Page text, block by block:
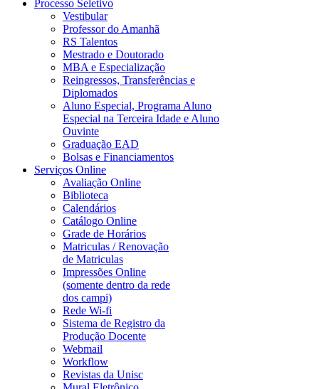
Processo Seletivo
Vestibular
Professor do Amanhã
RS Talentos
Mestrado e Doutorado
MBA e Especialização
Reingressos, Transferências e
Diplomados
Aluno Especial, Programa Aluno
Especial na Terceira Idade e Aluno
Ouvinte
Graduação EAD
Bolsas e Financiamentos
Serviços Online
Avaliação Online
Biblioteca
Calendários
Catálogo Online
Grade de Horários
Matriculas / Renovação
de Matriculas
Impressões Online
(somente dentro da rede
dos campi)
Rede Wi-fi
Sistema de Registro da
Produção Docente
Webmail
Workflow
Revistas da Unisc